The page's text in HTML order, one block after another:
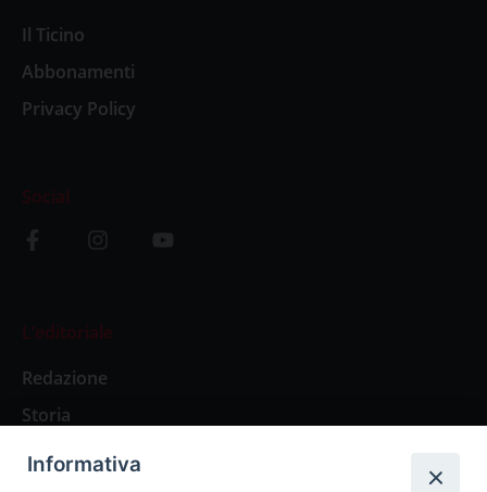
Il Ticino
Abbonamenti
Privacy Policy
Social
L’editoriale
Redazione
Storia
Informativa